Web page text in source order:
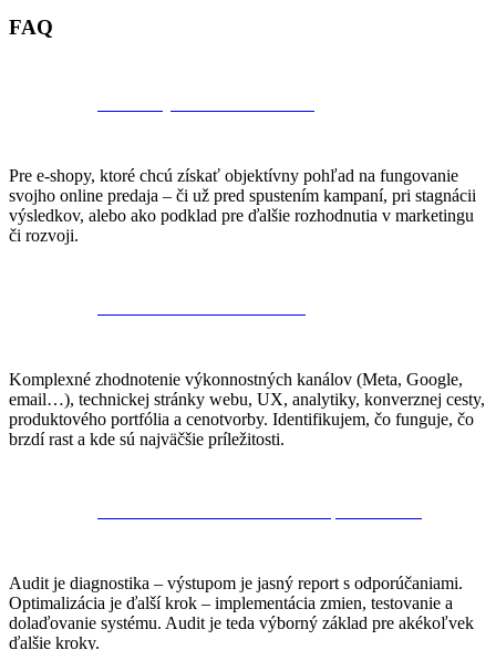
FAQ
Pre e-shopy, ktoré chcú získať objektívny pohľad na fungovanie
svojho online predaja – či už pred spustením kampaní, pri stagnácii
výsledkov, alebo ako podklad pre ďalšie rozhodnutia v marketingu
či rozvoji.
Komplexné zhodnotenie výkonnostných kanálov (Meta, Google,
email…), technickej stránky webu, UX, analytiky, konverznej cesty,
produktového portfólia a cenotvorby. Identifikujem, čo funguje, čo
brzdí rast a kde sú najväčšie príležitosti.
Audit je diagnostika – výstupom je jasný report s odporúčaniami.
Optimalizácia je ďalší krok – implementácia zmien, testovanie a
dolaďovanie systému. Audit je teda výborný základ pre akékoľvek
ďalšie kroky.